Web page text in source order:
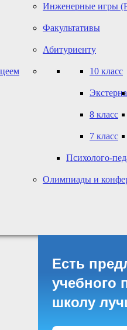
Инженерные игры
Факультативы
Абитуриенту
10 класс
8 класс
7 класс
Психолого-
Олимпиады и
Есть
учебного
школу